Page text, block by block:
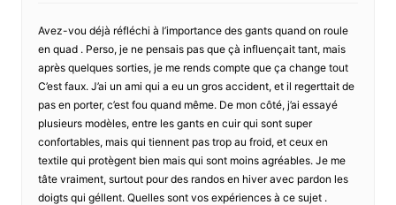
Avez-vou déjà réfléchi à l’importance des gants quand on roule
en quad . Perso, je ne pensais pas que çà influençait tant, mais
après quelques sorties, je me rends compte que ça change tout
C’est faux. J’ai un ami qui a eu un gros accident, et il regerttait de
pas en porter, c’est fou quand même. De mon côté, j’ai essayé
plusieurs modèles, entre les gants en cuir qui sont super
confortables, mais qui tiennent pas trop au froid, et ceux en
textile qui protègent bien mais qui sont moins agréables. Je me
tâte vraiment, surtout pour des randos en hiver avec pardon les
doigts qui géllent. Quelles sont vos expériences à ce sujet .